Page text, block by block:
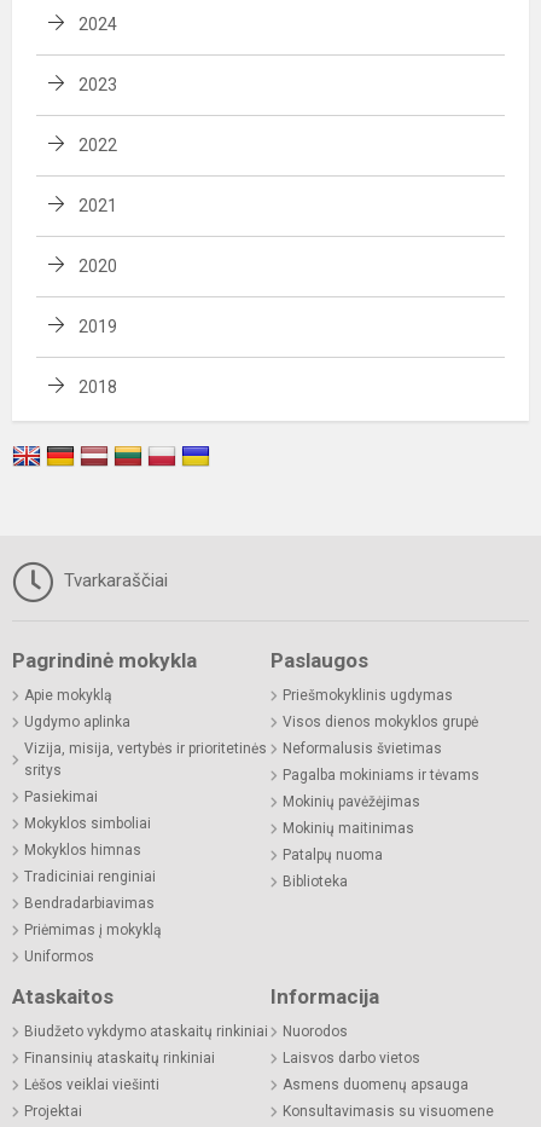
2024
2023
2022
2021
2020
2019
2018
Tvarkaraščiai
Pagrindinė mokykla
Apie mokyklą
Ugdymo aplinka
Vizija, misija, vertybės ir prioritetinės
sritys
Pasiekimai
Mokyklos simboliai
Mokyklos himnas
Tradiciniai renginiai
Bendradarbiavimas
Priėmimas į mokyklą
Uniformos
Paslaugos
Priešmokyklinis ugdymas
Visos dienos mokyklos grupė
Neformalusis švietimas
Pagalba mokiniams ir tėvams
Mokinių pavėžėjimas
Mokinių maitinimas
Patalpų nuoma
Biblioteka
Ataskaitos
Biudžeto vykdymo ataskaitų rinkiniai
Finansinių ataskaitų rinkiniai
Lėšos veiklai viešinti
Projektai
Informacija
Nuorodos
Laisvos darbo vietos
Asmens duomenų apsauga
Konsultavimasis su visuomene